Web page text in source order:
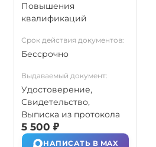
Повышения
квалификаций
Срок действия документов:
Бессрочно
Выдаваемый документ:
Удостоверение,
Свидетельство,
Выписка из протокола
5 500 ₽
НАПИСАТЬ В MAX